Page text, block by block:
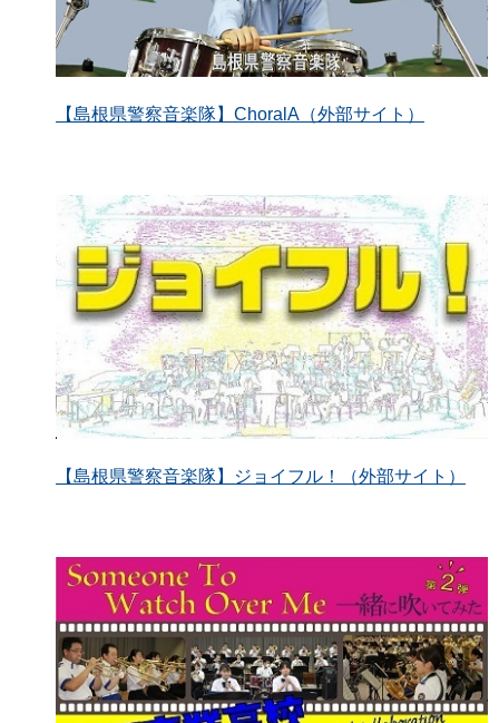
【島根県警察音楽隊】ChoralA（外部サイト）
【島根県警察音楽隊】ジョイフル！（外部サイト）